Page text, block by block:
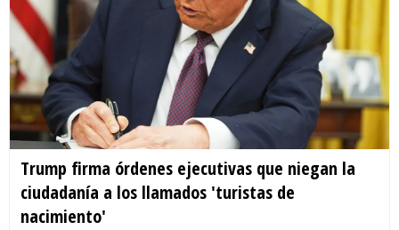
Trump firma órdenes ejecutivas que niegan la
ciudadanía a los llamados 'turistas de
nacimiento'